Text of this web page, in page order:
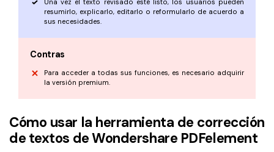
resumirlo, explicarlo, editarlo o reformularlo de acuerdo a
sus necesidades.
Contras
Para acceder a todas sus funciones, es necesario adquirir
la versión premium.
Cómo usar la herramienta de corrección
de textos de Wondershare PDFelement